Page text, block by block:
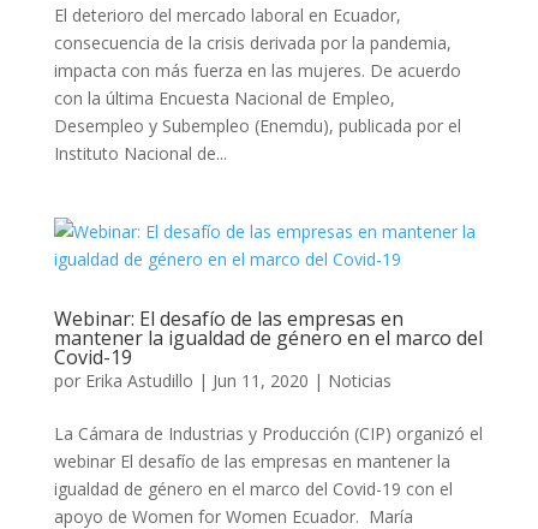
El deterioro del mercado laboral en Ecuador,
consecuencia de la crisis derivada por la pandemia,
impacta con más fuerza en las mujeres. De acuerdo
con la última Encuesta Nacional de Empleo,
Desempleo y Subempleo (Enemdu), publicada por el
Instituto Nacional de...
Webinar: El desafío de las empresas en
mantener la igualdad de género en el marco del
Covid-19
por Erika Astudillo | Jun 11, 2020 | Noticias
La Cámara de Industrias y Producción (CIP) organizó el
webinar El desafío de las empresas en mantener la
igualdad de género en el marco del Covid-19 con el
apoyo de Women for Women Ecuador. María